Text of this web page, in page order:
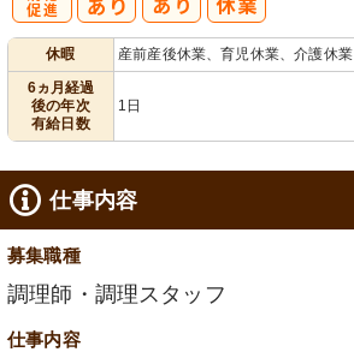
休暇
産前産後休業、育児休業、介護休業
6ヵ月経過
後の年次
有給日数
1日
仕事内容
募集職種
調理師・調理スタッフ
仕事内容